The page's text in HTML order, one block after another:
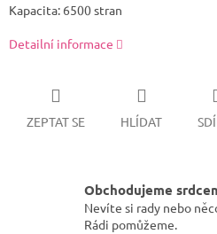
Kapacita: 6500 stran
Detailní informace
ZEPTAT SE HLÍDAT
Obchodujeme
Nevíte si rady nebo
Rádi pomůžeme.